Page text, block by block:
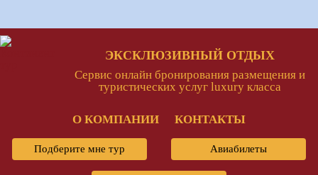
ЭКСКЛЮЗИВНЫЙ ОТДЫХ
Сервис онлайн бронирования размещения и
туристических услуг luxury класса
О КОМПАНИИ КОНТАКТЫ
Подберите мне тур Авиабилеты